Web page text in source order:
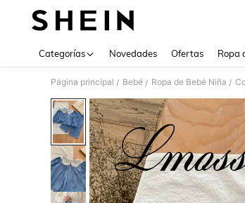
Categorías Novedades Ofertas Ropa
Página principal / Bebé / Ropa de Bebé Niña /